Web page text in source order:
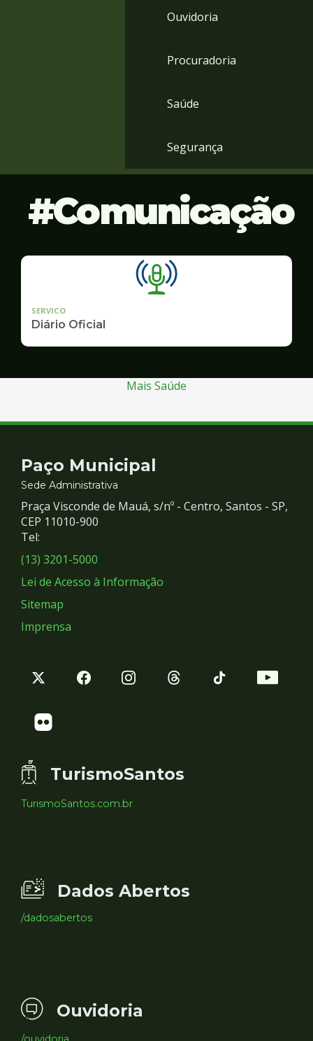
Ouvidoria
Procuradoria
Saúde
Segurança
Comunicação
SERVICO
Diário Oficial
Mais Saúde
Contato
e
Redes
Sociais
Paço Municipal
Sede Administrativa
Praça Visconde de Mauá, s/nº - Centro, Santos - SP,
CEP 11010-900
Tel:
(13) 3201-5000
Lei de Acesso à Informação
Sitemap
Imprensa
TurismoSantos
TurismoSantos.com.br
Dados Abertos
/dadosabertos
Ouvidoria